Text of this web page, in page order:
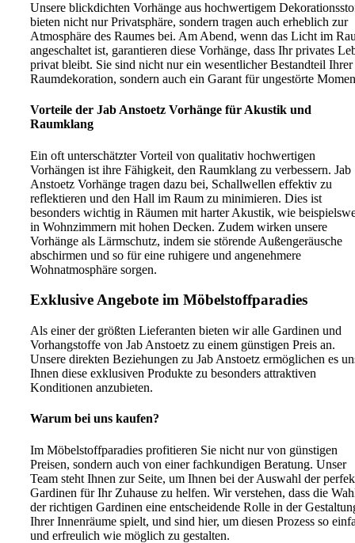
Unsere blickdichten Vorhänge aus hochwertigem
bieten nicht nur Privatsphäre, sondern tragen auch erheblich zur
Atmosphäre des Raumes bei. Am Abend, wenn das Licht im
angeschaltet ist, garantieren diese Vorhänge, dass Ihr privates
privat bleibt. Sie sind nicht nur ein wesentlicher Bestandteil Ihrer
Raumdekoration, sondern auch ein Garant für ungestörte
Vorteile der Jab Anstoetz Vorhänge für Akustik und
Raumklang
Ein oft unterschätzter Vorteil von qualitativ hochwertigen
Vorhängen ist ihre Fähigkeit, den Raumklang zu verbessern. Jab
Anstoetz Vorhänge tragen dazu bei, Schallwellen effektiv zu
reflektieren und den Hall im Raum zu minimieren. Dies ist
besonders wichtig in Räumen mit harter Akustik, wie
in Wohnzimmern mit hohen Decken. Zudem wirken unsere
Vorhänge als Lärmschutz, indem sie störende Außengeräusche
abschirmen und so für eine ruhigere und angenehmere
Wohnatmosphäre sorgen.
Exklusive Angebote im Möbelstoffparadies
Als einer der größten Lieferanten bieten wir alle Gardinen und
Vorhangstoffe von Jab Anstoetz zu einem günstigen Preis an.
Unsere direkten Beziehungen zu Jab Anstoetz ermöglichen es
Ihnen diese exklusiven Produkte zu besonders attraktiven
Konditionen anzubieten.
Warum bei uns kaufen?
Im Möbelstoffparadies profitieren Sie nicht nur von günstigen
Preisen, sondern auch von einer fachkundigen Beratung. Unser
Team steht Ihnen zur Seite, um Ihnen bei der Auswahl der
Gardinen für Ihr Zuhause zu helfen. Wir verstehen, dass die
der richtigen Gardinen eine entscheidende Rolle in der
Ihrer Innenräume spielt, und sind hier, um diesen Prozess so
und erfreulich wie möglich zu gestalten.